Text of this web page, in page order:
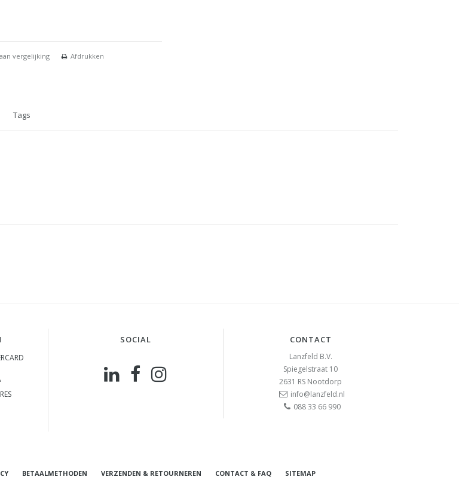
vergelijking Afdrukken
Tags
SOCIAL CONTACT
Lanzfeld B.V.
Spiegelstraat 10
2631 RS Nootdorp
info@lanzfeld.nl
088 33 66 990
BETAALMETHODEN VERZENDEN & RETOURNEREN CONTACT & FAQ SITEMAP